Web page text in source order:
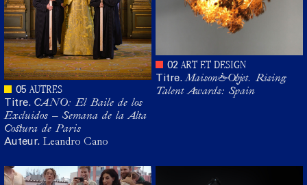
05 AUTRES
Titre. CANO: El Baile de los
Excluidos – Semana de la Alta
Costura de Paris
Auteur. Leandro Cano
02 ART ET DESIGN
Titre. Maison&Objet. Rising
Talent Awards: Spain